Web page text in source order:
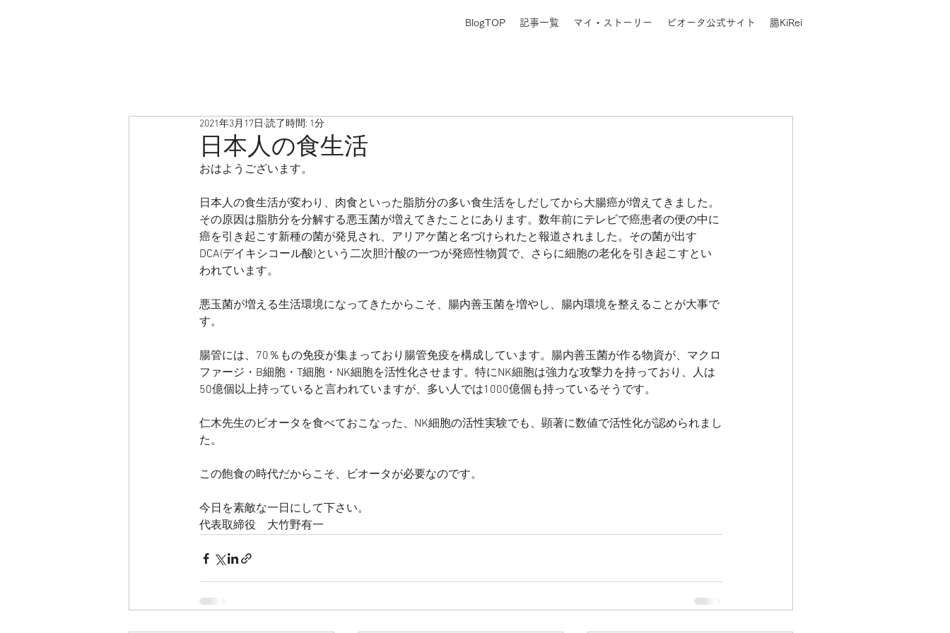
BlogTOP 記事一覧 マイ・ストーリー ビオータ公式サイト 腸KiRei
日本人の食生活
2021年3月17日 読了時間: 1分
おはようございます。
日本人の食生活が変わり、肉食といった脂肪分の多い食生活をしだしてから大腸癌が増えてきました。
その原因は脂肪分を分解する悪玉菌が増えてきたことにあります。数年前にテレビで癌患者の便の中に
癌を引き起こす新種の菌が発見され、アリアケ菌と名づけられたと報道されました。その菌が出す
DCA(デイキシコール酸)という二次胆汁酸の一つが発癌性物質で、さらに細胞の老化を引き起こすとい
われています。
悪玉菌が増える生活環境になってきたからこそ、腸内善玉菌を増やし、腸内環境を整えることが大事で
す。
腸管には、70％もの免疫が集まっており腸管免疫を構成しています。腸内善玉菌が作る物資が、マクロ
ファージ・B細胞・T細胞・NK細胞を活性化させます。特にNK細胞は強力な攻撃力を持っており、人は
50億個以上持っていると言われていますが、多い人では1000億個も持っているそうです。
仁木先生のビオータを食べておこなった、NK細胞の活性実験でも、顕著に数値で活性化が認められまし
た。
この飽食の時代だからこそ、ビオータが必要なのです。
今日を素敵な一日にして下さい。
代表取締役　大竹野有一